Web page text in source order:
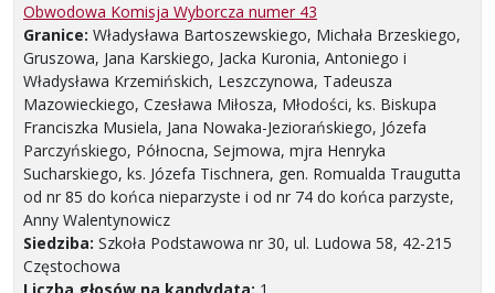
Obwodowa Komisja Wyborcza numer 43
Granice: Władysława Bartoszewskiego, Michała Brzeskiego,
Gruszowa, Jana Karskiego, Jacka Kuronia, Antoniego i
Władysława Krzemińskich, Leszczynowa, Tadeusza
Mazowieckiego, Czesława Miłosza, Młodości, ks. Biskupa
Franciszka Musiela, Jana Nowaka-Jeziorańskiego, Józefa
Parczyńskiego, Północna, Sejmowa, mjra Henryka
Sucharskiego, ks. Józefa Tischnera, gen. Romualda Traugutta
od nr 85 do końca nieparzyste i od nr 74 do końca parzyste,
Anny Walentynowicz
Siedziba: Szkoła Podstawowa nr 30, ul. Ludowa 58, 42-215
Częstochowa